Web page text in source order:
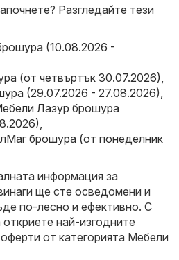
Разгледайте тези
(10.08.2026 -
(от четвъртък 30.07.2026),
(29.07.2026 - 27.08.2026),
Лазур брошура
,
брошура (от понеделник
информация за
ще сте осведомени и
по-лесно и ефективно. С
най-изгодните
от категорията Мебели